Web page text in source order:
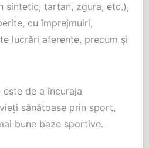
sintetic, tartan, zgura, etc.),
cu împrejmuiri,
lucrări aferente, precum şi
este de a încuraja
sănătoase prin sport,
bune baze sportive.